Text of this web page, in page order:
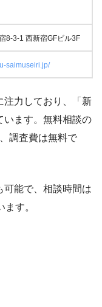
8-3-1 西新宿GFビル3F
saimuseiri.jp/
注力しており、「新
います。無料相談の
調査費は無料で
可能で、相談時間は
す。